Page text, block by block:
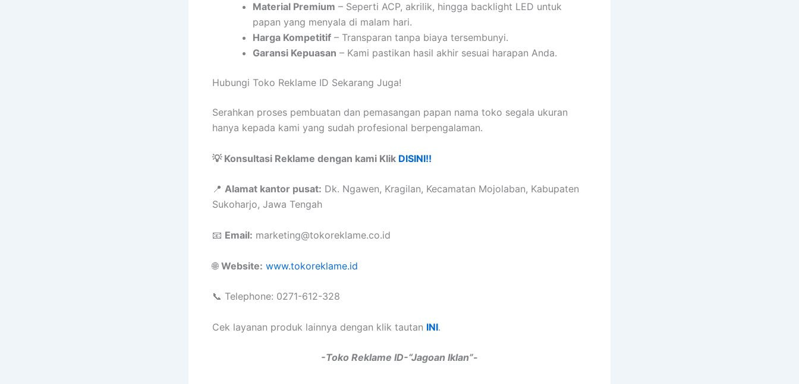
Material Premium – Seperti ACP, akrilik, hingga backlight LED untuk
papan yang menyala di malam hari.
Harga Kompetitif – Transparan tanpa biaya tersembunyi.
Garansi Kepuasan – Kami pastikan hasil akhir sesuai harapan Anda.
Hubungi Toko Reklame ID Sekarang Juga!
Serahkan proses pembuatan dan pemasangan papan nama toko segala ukuran
hanya kepada kami yang sudah profesional berpengalaman.
💡 Konsultasi Reklame dengan kami Klik DISINI!!
📍 Alamat kantor pusat: Dk. Ngawen, Kragilan, Kecamatan Mojolaban, Kabupaten
Sukoharjo, Jawa Tengah
📧 Email: marketing@tokoreklame.co.id
🌐 Website: www.tokoreklame.id
📞 Telephone: 0271-612-328
Cek layanan produk lainnya dengan klik tautan INI.
-Toko Reklame ID-“Jagoan Iklan”-